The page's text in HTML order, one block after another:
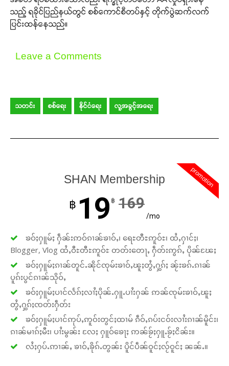
သည့် ရခိုင်ပြည်နယ်တွင် စစ်ကောင်စီတပ်နှင့် တိုက်ပွဲဆက်လက်
ပြင်းထန်နေသည်။
Leave a Comments
သတင်း စစ်ရေး နိုင်ငံရေး လူ့အခွင့်အရေး
promotion
SHAN Membership
฿ 19 ฿ 169
/mo
ၶဝ်ႈႁူမ်ႈ ႁဵၼ်းဢဝ်ၵၢၼ်ၶၢဝ်ႇ၊ ရေႊတီႊဢူဝ်ႊ၊ ထႆႇႁၢင်ႈ၊
Blogger, Vlog ထႆႇဝီႊတီႊဢူဝ်ႊ တတ်းတေႃႇ ႁဵတ်းဢွၵ်ႇ ပိုၼ်ၽႄႈ
ၶဝ်ႈႁူမ်ႈၵၢၼ်တူင်ႉၼိုင်ၸုမ်းၶၢဝ်ႇၽူႈတွႆႇႁွၵ်ႈ ၼႂ်းၶၵ်ႉၵၢၼ်
ပူၵ်းပွင်ၵၢၼ်သိုဝ်ႇ
ၶဝ်ႈႁူမ်ႈပၢင်လႅၵ်ႈလၢႆႈပိုၼ်ႉႁူႉပၢႆးႁၼ် ဢၼ်ၸုမ်းၶၢဝ်ႇၽူႈ
တွႆႇႁွၵ်ႈၸတ်းႁဵတ်း
ၶဝ်ႈႁူမ်ႈပၢင်ဢုပ်ႇဢူဝ်းတွင်ႈထၢမ် ၵဵဝ်ႇၵပ်းငဝ်းလၢႆးၵၢၼ်မိူင်း၊
ၵၢၼ်မၢၵ်ႈမီး၊ ပၢႆးမွၼ်း လႄႈ ႁူဝ်ၶေႃႈ ဢၼ်ၶႂ်ႈႁူႉၶႂ်ႈငိၼ်း။
လႆႈႁပ်ႉဢၢၼ်ႇ ၶၢဝ်ႇၶိုၵ်ႉတွၼ်း ပိူင်ပဵၼ်ဝူင်ႈလႂ်ဝူင်ႈ ၼၼ်ႉ။